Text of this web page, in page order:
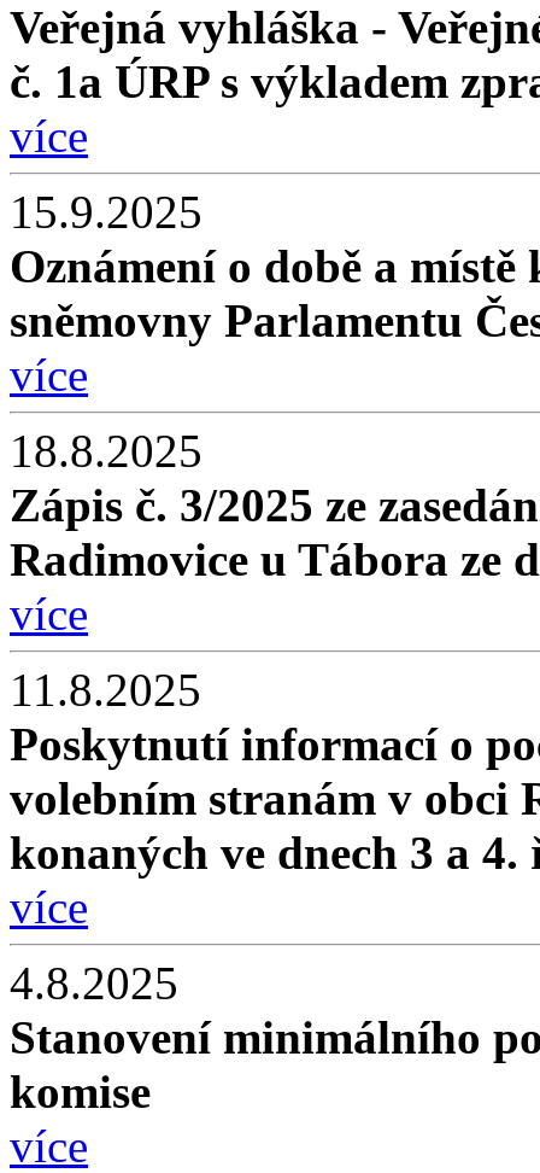
Veřejná vyhláška -
č. 1a ÚRP s výkladem
více
15.9.2025
Oznámení o době a
sněmovny Parlamentu
více
18.8.2025
Zápis č. 3/2025 ze
Radimovice u Tábora ze
více
11.8.2025
Poskytnutí informací o
volebním stranám v obci
konaných ve dnech 3 a
více
4.8.2025
Stanovení minimálního
komise
více